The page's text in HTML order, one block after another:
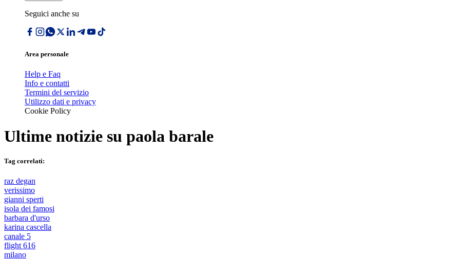
Seguici anche su
Area personale
Help e Faq
Info e contatti
Termini del servizio
Utilizzo dati e privacy
Cookie Policy
Ultime notizie su paola barale
Tag correlati:
raz degan
verissimo
gianni sperti
isola dei famosi
barbara d'urso
karina cascella
canale 5
flight 616
milano